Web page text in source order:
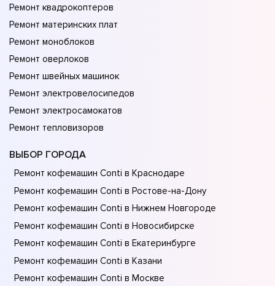
Ремонт квадрокоптеров
Ремонт материнских плат
Ремонт моноблоков
Ремонт оверлоков
Ремонт швейных машинок
Ремонт электровелосипедов
Ремонт электросамокатов
Ремонт тепловизоров
ВЫБОР ГОРОДА
Ремонт кофемашин Conti в Краснодаре
Ремонт кофемашин Conti в Ростове-на-Донy
Ремонт кофемашин Conti в Нижнем Новгороде
Ремонт кофемашин Conti в Новосибирске
Ремонт кофемашин Conti в Екатеринбурге
Ремонт кофемашин Conti в Казани
Ремонт кофемашин Conti в Москве